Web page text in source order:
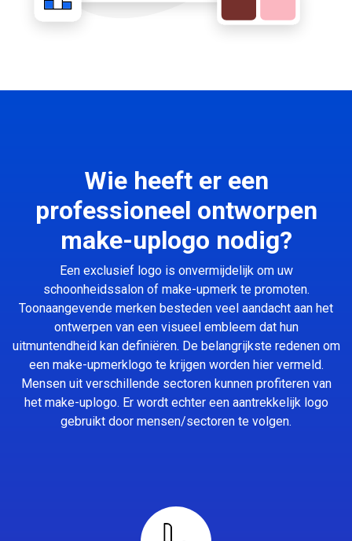
Wie heeft er een
professioneel ontworpen
make-uplogo nodig?
Een exclusief logo is onvermijdelijk om uw
schoonheidssalon of make-upmerk te promoten.
Toonaangevende merken besteden veel aandacht aan het
ontwerpen van een visueel embleem dat hun
uitmuntendheid kan definiëren. De belangrijkste redenen om
een make-upmerklogo te krijgen worden hier vermeld.
Mensen uit verschillende sectoren kunnen profiteren van
het make-uplogo. Er wordt echter een aantrekkelijk logo
gebruikt door mensen/sectoren te volgen.